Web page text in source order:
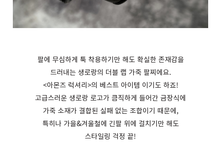
팔에 무심하게 툭 착용하기만 해도 확실한 존재감을
드러내는 생로랑의 더블 랩 가죽 팔찌에요.
<아몬즈 럭셔리>의 베스트 아이템 이기도 하죠!
고급스러운 생로랑 로고가 큼직하게 들어간 금장식에
가죽 소재가 결합된 실패 없는 조합이기 때문에,
특히나 가을&겨울철에 긴팔 위에 걸치기만 해도
스타일링 걱정 끝!